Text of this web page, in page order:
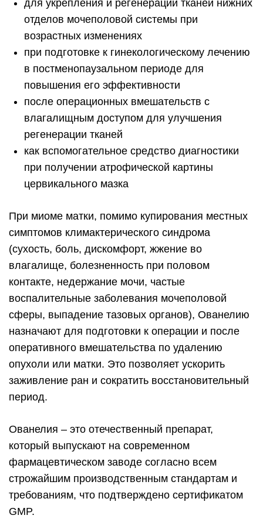
для укрепления и регенерации тканей нижних
отделов мочеполовой системы при
возрастных изменениях
при подготовке к гинекологическому лечению
в постменопаузальном периоде для
повышения его эффективности
после операционных вмешательств с
влагалищным доступом для улучшения
регенерации тканей
как вспомогательное средство диагностики
при получении атрофической картины
цервикального мазка
При миоме матки, помимо купирования местных
симптомов климактерического синдрома
(сухость, боль, дискомфорт, жжение во
влагалище, болезненность при половом
контакте, недержание мочи, частые
воспалительные заболевания мочеполовой
сферы, выпадение тазовых органов), Ованелию
назначают для подготовки к операции и после
оперативного вмешательства по удалению
опухоли или матки. Это позволяет ускорить
заживление ран и сократить восстановительный
период.
Ованелия – это отечественный препарат,
который выпускают на современном
фармацевтическом заводе согласно всем
строжайшим производственным стандартам и
требованиям, что подтверждено сертификатом
GMP.